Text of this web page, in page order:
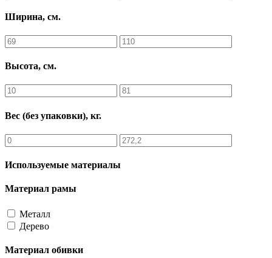
Ширина, см.
Высота, см.
Вес (без упаковки), кг.
Используемые материалы
Материал рамы
Металл
Дерево
Материал обивки